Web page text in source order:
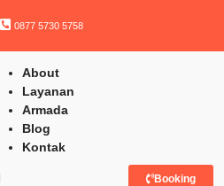
0877 5730 5758
About
Layanan
Armada
Blog
Kontak
Booking